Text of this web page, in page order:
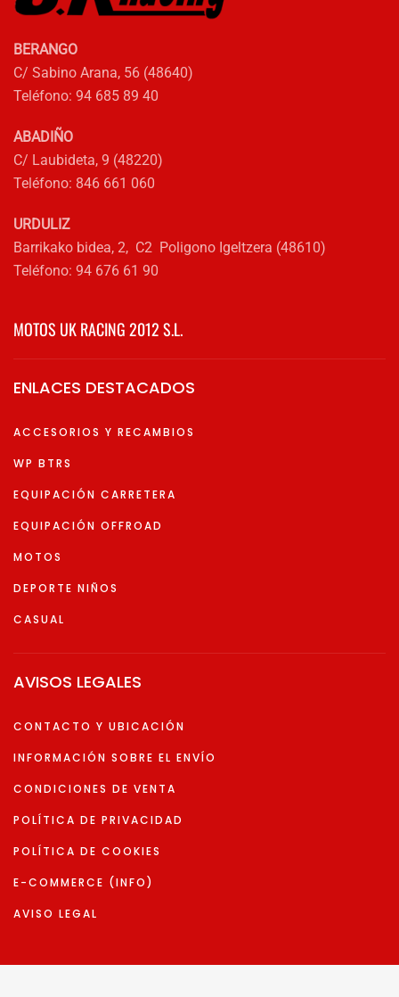
BERANGO
C/ Sabino Arana, 56 (48640)
Teléfono: 94 685 89 40
ABADIÑO
C/ Laubideta, 9 (48220)
Teléfono: 846 661 060
URDULIZ
Barrikako bidea, 2, C2 Poligono Igeltzera (48610)
Teléfono: 94 676 61 90
MOTOS UK RACING 2012 S.L.
ENLACES DESTACADOS
ACCESORIOS Y RECAMBIOS
WP BTRS
EQUIPACIÓN CARRETERA
EQUIPACIÓN OFFROAD
MOTOS
DEPORTE NIÑOS
CASUAL
AVISOS LEGALES
CONTACTO Y UBICACIÓN
INFORMACIÓN SOBRE EL ENVÍO
CONDICIONES DE VENTA
POLÍTICA DE PRIVACIDAD
POLÍTICA DE COOKIES
E-COMMERCE (INFO)
AVISO LEGAL